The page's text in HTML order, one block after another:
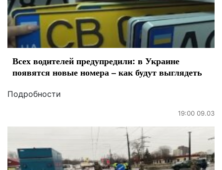
Всех водителей предупредили: в Украине
появятся новые номера – как будут выглядеть
Подробности
19:00 09.03